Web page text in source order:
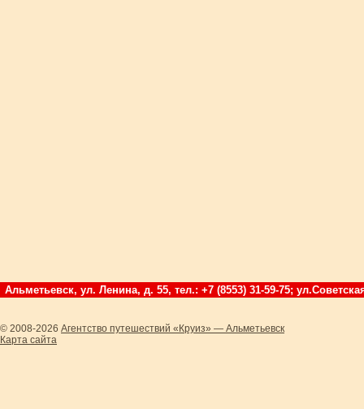
Альметьевск, ул. Ленина, д. 55, тел.: +7 (8553) 31-59-75;
© 2008-2026 Агентство путешествий «Круиз» — Альметьевск
Карта сайта